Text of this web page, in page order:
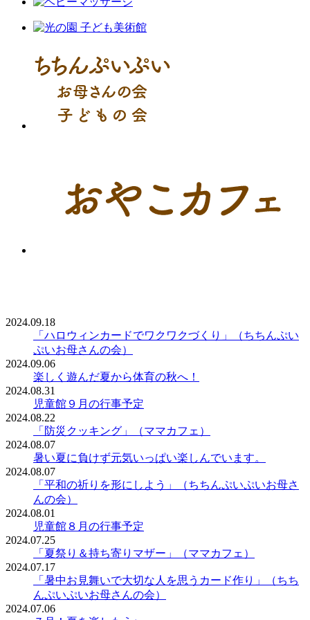
2024.09.18
「ハロウィンカードでワクワクづくり」（ちちんぷい
ぷいお母さんの会）
2024.09.06
楽しく遊んだ夏から体育の秋へ！
2024.08.31
児童館９月の行事予定
2024.08.22
「防災クッキング」（ママカフェ）
2024.08.07
暑い夏に負けず元気いっぱい楽しんでいます。
2024.08.07
「平和の祈りを形にしよう」（ちちんぷいぷいお母さ
んの会）
2024.08.01
児童館８月の行事予定
2024.07.25
「夏祭り＆持ち寄りマザー」（ママカフェ）
2024.07.17
「暑中お見舞いで大切な人を思うカード作り」（ちち
んぷいぷいお母さんの会）
2024.07.06